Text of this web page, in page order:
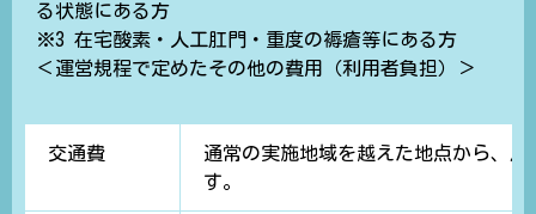
る状態にある方
※3 在宅酸素・人工肛門・重度の褥瘡等にある方
＜運営規程で定めたその他の費用（利用者負担）＞
交通費
通常の実施地域を越えた地点から、
す。